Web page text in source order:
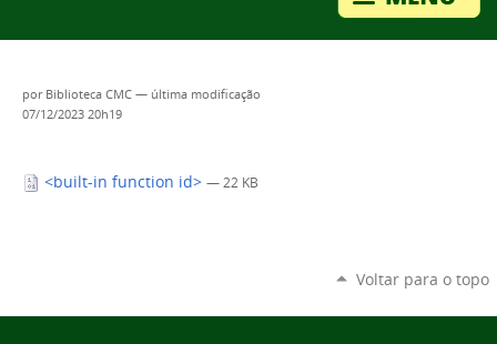
por Biblioteca CMC — última modificação
07/12/2023 20h19
<built-in function id> — 22 KB
Voltar para o topo